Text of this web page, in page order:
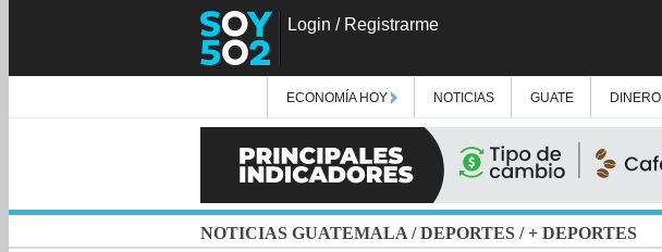
Login / Registrarme
ECONOMÍA HOY NOTICIAS GUATE DINERO
NOTICIAS GUATEMALA /DEPORTES /+ DEPORTES